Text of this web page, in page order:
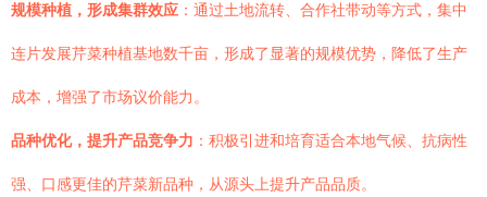
规模种植，形成集群效应 ：通过土地流转、合作社带动等方式，集中
连片发展芹菜种植基地数千亩，形成了显著的规模优势，降低了生产
成本，增强了市场议价能力。
品种优化，提升产品竞争力 ：积极引进和培育适合本地气候、抗病性
强、口感更佳的芹菜新品种，从源头上提升产品品质。